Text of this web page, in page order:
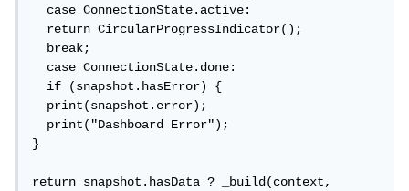
  case ConnectionState.active:
  return CircularProgressIndicator();
  break;
  case ConnectionState.done:
  if (snapshot.hasError) {
  print(snapshot.error);
  print("Dashboard Error");
}
return snapshot.hasData ? _build(context,